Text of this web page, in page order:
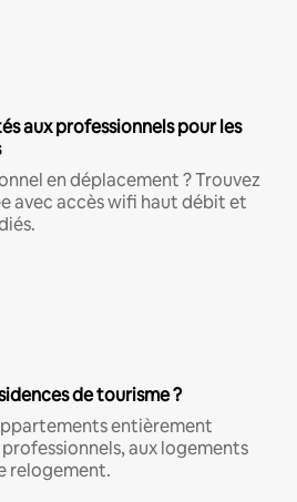
aux professionnels pour les
en déplacement ? Trouvez
avec accès wifi haut débit et
de tourisme ?
entièrement
aux logements
relogement.